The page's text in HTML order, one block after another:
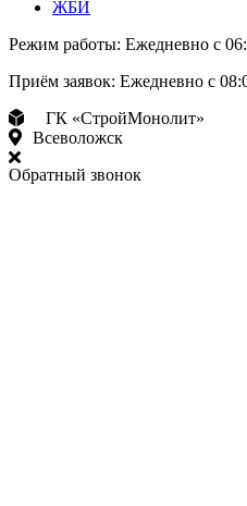
ЖБИ
Режим работы: Ежедневно с
Приём заявок: Ежедневно с
ГК «СтройМонолит»
Всеволожск
Обратный звонок